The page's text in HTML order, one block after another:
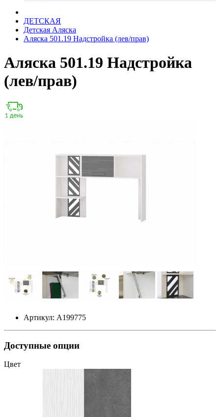
ДЕТСКАЯ
Детская Аляска
Аляска 501.19 Надстройка (лев/прав)
Аляска 501.19 Надстройка
(лев/прав)
Артикул: А199775
Доступные опции
Цвет